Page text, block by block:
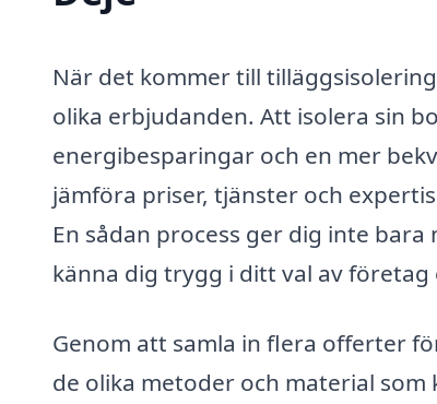
När det kommer till
olika erbjudanden. Att isolera sin
energibesparingar och en mer
jämföra priser, tjänster och
En sådan process ger dig inte
känna dig trygg i ditt val av företag
Genom att samla in flera offerter
de olika metoder och material